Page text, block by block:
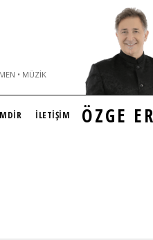
• MÜZIK
ÖZGE
İLETİŞİM